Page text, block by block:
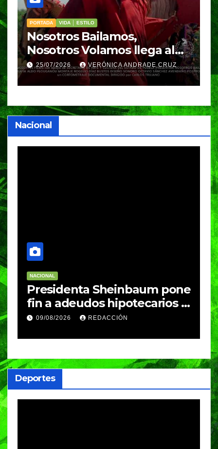
PORTADA VIDA │ ESTILO
Nosotros Bailamos,
Nosotros Volamos llega al
GIFF
25/07/2026 VERÓNICA ANDRADE CRUZ
Nacional
NACIONAL
Presidenta Sheinbaum pone
fin a adeudos hipotecarios y
entrega vivienda digna a
09/08/2026 REDACCIÓN
Deportes